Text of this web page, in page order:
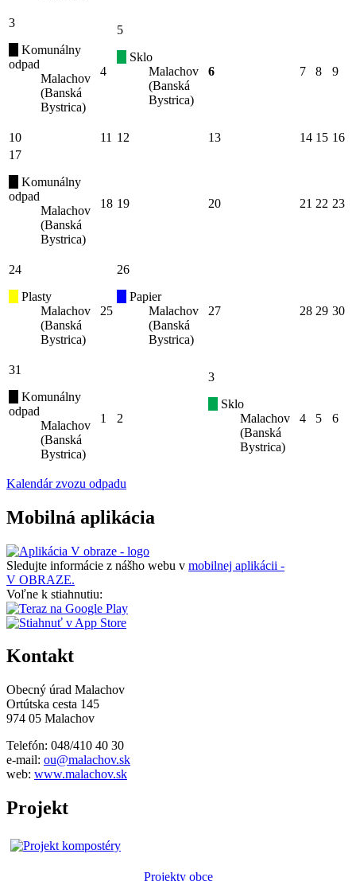
3
Komunálny
odpad
Malachov
(Banská
Bystrica)
4
5
Sklo
Malachov
(Banská
Bystrica)
6 7 8 9
10 11 12 13 14 15 16
17
Komunálny
odpad
Malachov
(Banská
Bystrica)
18 19 20 21 22 23
24
Plasty
Malachov
(Banská
Bystrica)
25
26
Papier
Malachov
(Banská
Bystrica)
27 28 29 30
31
Komunálny
odpad
Malachov
(Banská
Bystrica)
1 2
3
Sklo
Malachov
(Banská
Bystrica)
4 5 6
Kalendár zvozu odpadu
Mobilná aplikácia
Sledujte informácie z nášho webu v mobilnej aplikácii -
V OBRAZE.
Voľne k stiahnutiu:
Kontakt
Obecný úrad Malachov
Ortútska cesta 145
974 05 Malachov
Telefón: 048/410 40 30
e-mail: ou@malachov.sk
web: www.malachov.sk
Projekt
Projekty obce